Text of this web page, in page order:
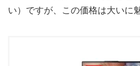
い）ですが、この価格は大いに